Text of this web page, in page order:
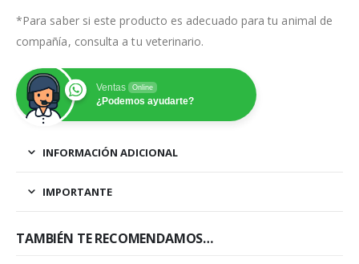
*Para saber si este producto es adecuado para tu animal de
compañía, consulta a tu veterinario.
Ventas Online
¿Podemos ayudarte?
INFORMACIÓN ADICIONAL
IMPORTANTE
TAMBIÉN TE RECOMENDAMOS…